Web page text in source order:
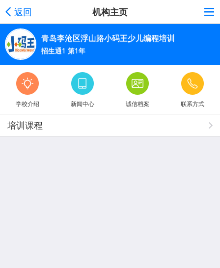
返回 机构主页
青岛李沧区浮山路小码王少儿编程培训
招生通1 第1年
学校介绍 新闻中心 诚信档案 联系方式
培训课程